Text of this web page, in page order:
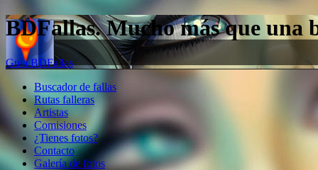
BDFallas. Mucho más que una
Guía BDFallas
Buscador de fallas
Rutas falleras
Artistas
Comisiones
¿Tienes fotos?
Contacto
Galería de fotos